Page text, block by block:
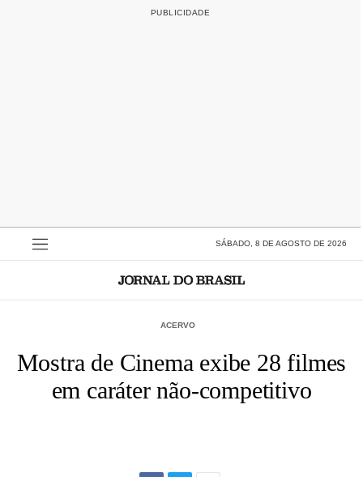
SÁBADO, 8 DE AGOSTO DE 2026
ACERVO
Mostra de Cinema exibe 28 filmes
em caráter não-competitivo